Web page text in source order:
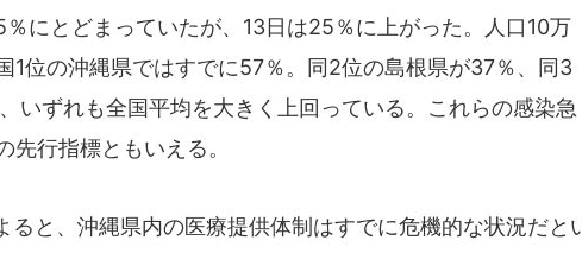
にとどまっていたが、13日は25％に上がった。人口10万
1位の沖縄県ではすでに57％。同2位の島根県が37％、同3
いずれも全国平均を大きく上回っている。これらの感染急
行指標ともいえる。
ると、沖縄県内の医療提供体制はすでに危機的な状況だと